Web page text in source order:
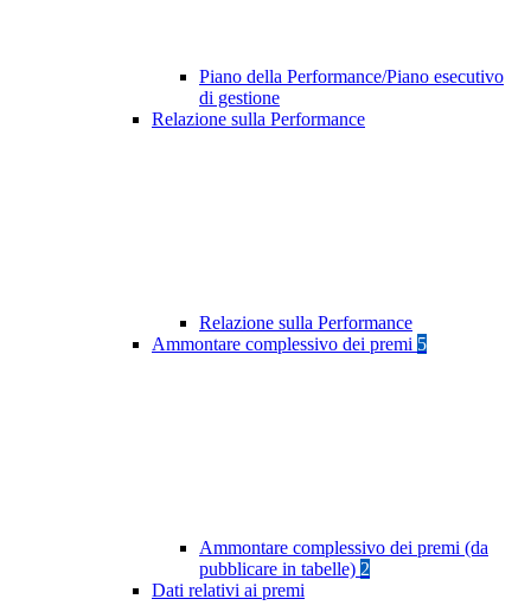
Piano della Performance/Piano esecutivo
di gestione
Relazione sulla Performance
Relazione sulla Performance
Ammontare complessivo dei premi 5
Ammontare complessivo dei premi (da
pubblicare in tabelle) 2
Dati relativi ai premi